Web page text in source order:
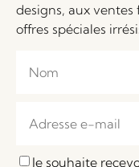
designs, aux
offres spéciales
Je souhaite